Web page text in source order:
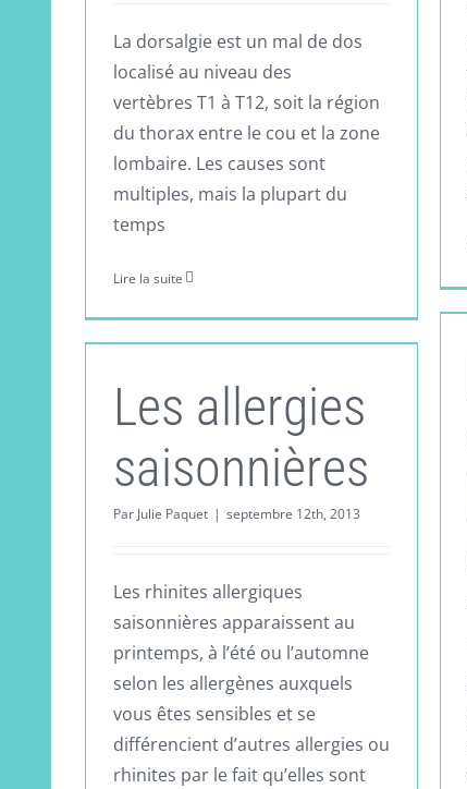
La dorsalgie est un mal de dos
localisé au niveau des
vertèbres T1 à T12, soit la région
du thorax entre le cou et la zone
lombaire. Les causes sont
multiples, mais la plupart du
temps
Lire la suite
Les allergies
saisonnières
Par Julie Paquet | septembre 12th, 2013
Les rhinites allergiques
saisonnières apparaissent au
printemps, à l’été ou l’automne
selon les allergènes auxquels
vous êtes sensibles et se
différencient d’autres allergies ou
rhinites par le fait qu’elles sont